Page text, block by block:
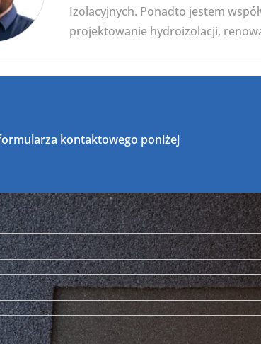
Izolacyjnych. Ponadto jestem
projektowanie hydroizolacji,
kontaktowego poniżej